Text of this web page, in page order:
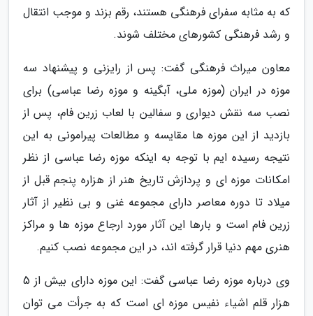
که به مثابه سفرای فرهنگی هستند، رقم بزند و موجب انتقال
و رشد فرهنگی کشورهای مختلف شوند.
معاون میراث فرهنگی گفت: پس از رایزنی و پیشنهاد سه
موزه در ایران (موزه ملی، آبگینه و موزه رضا عباسی) برای
نصب سه نقش دیواری و سفالین با لعاب زرین فام، پس از
بازدید از این موزه ها مقایسه و مطالعات پیرامونی به این
نتیجه رسیده ایم با توجه به اینکه موزه رضا عباسی از نظر
امکانات موزه ای و پردازش تاریخ هنر از هزاره پنجم قبل از
میلاد تا دوره معاصر دارای مجموعه غنی و بی نظیر از آثار
زرین فام است و بارها این آثار مورد ارجاع موزه ها و مراکز
هنری مهم دنیا قرار گرفته اند، در این مجموعه نصب کنیم.
وی درباره موزه رضا عباسی گفت: این موزه دارای بیش از 5
هزار قلم اشیاء نفیس موزه ای است که به جرأت می توان